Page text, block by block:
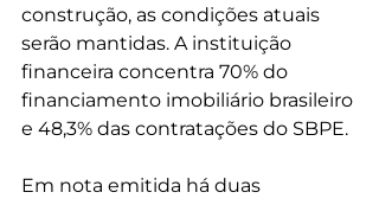
construção, as condições atuais
serão mantidas. A instituição
financeira concentra 70% do
financiamento imobiliário brasileiro
e 48,3% das contratações do SBPE.
Em nota emitida há duas